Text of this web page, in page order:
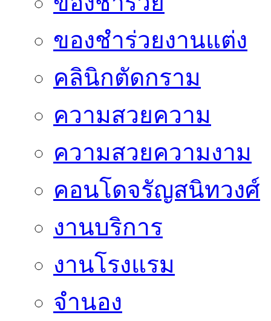
ของชำร่วยงานแต่ง
คลินิกตัดกราม
ความสวยความ
ความสวยความงาม
คอนโดจรัญสนิทวงศ์
งานบริการ
งานโรงแรม
จำนอง